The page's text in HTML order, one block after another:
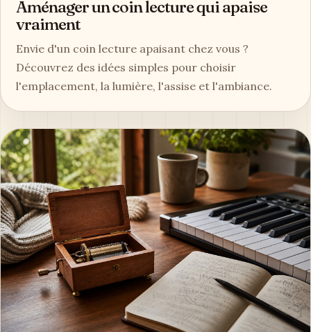
Aménager un coin lecture qui apaise
vraiment
Envie d'un coin lecture apaisant chez vous ?
Découvrez des idées simples pour choisir
l'emplacement, la lumière, l'assise et l'ambiance.